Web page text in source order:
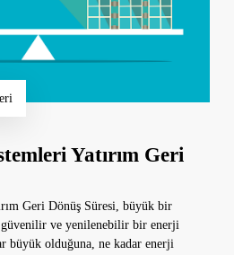
Yatırım Geri
Geri Dönüş Süresi, büyük bir
güvenilir ve yenilenebilir bir enerji
büyük olduğuna, ne kadar enerji